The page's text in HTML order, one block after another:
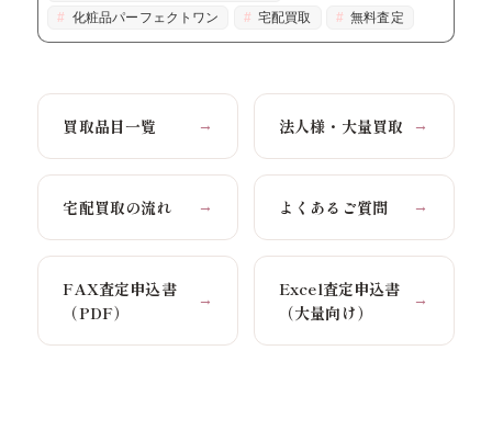
化粧品パーフェクトワン
宅配買取 無料査定
買取品目一覧 → 法人様・大量買取 →
宅配買取の流れ → よくあるご質問 →
FAX査定申込書
（PDF）
→
Excel査定申込書
（大量向け）
→